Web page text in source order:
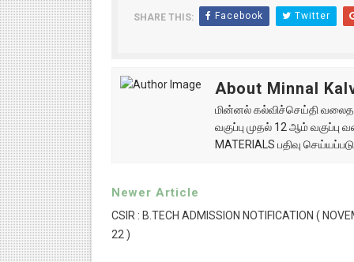
SHARE THIS: Facebook Twitter
About Minnal
மின்னல் கல்விச்செய்தி
வகுப்பு முதல் 12 ஆம்
MATERIALS பதிவு
Newer Article
CSIR : B.TECH ADMISSION NOTIFICATION (
22 )